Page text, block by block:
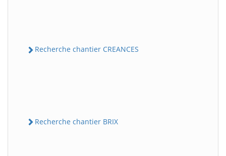
Recherche chantier CREANCES
Recherche chantier BRIX